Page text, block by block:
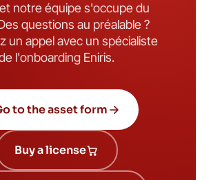
notre équipe s'occupe du
questions au préalable ?
un appel avec un spécialiste
l'onboarding Eniris.
to the asset form
Buy a license